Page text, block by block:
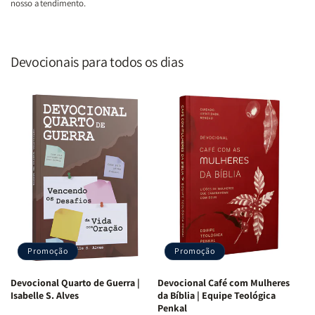
nosso atendimento.
Devocionais para todos os dias
Promoção
Devocional Quarto de Guerra |
Isabelle S. Alves
Promoção
Devocional Café com Mulheres
da Bíblia | Equipe Teológica
Penkal